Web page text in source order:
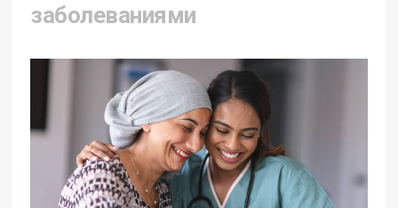
заболеваниями